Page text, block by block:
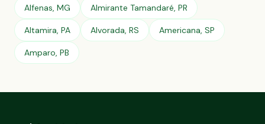
Alfenas, MG Almirante Tamandaré, PR
Altamira, PA Alvorada, RS Americana, SP
Amparo, PB